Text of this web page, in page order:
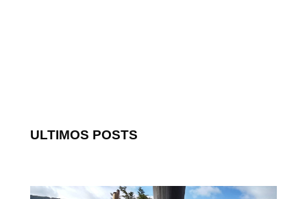
ULTIMOS POSTS